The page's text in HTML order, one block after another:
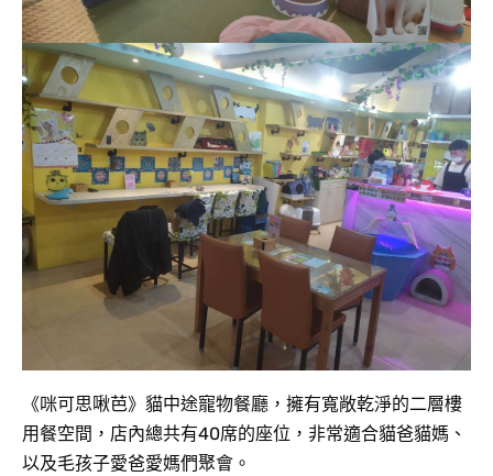
《咪可思啾芭》貓中途寵物餐廳，擁有寬敞乾淨的二層樓
用餐空間，店內總共有40席的座位，非常適合貓爸貓媽、
以及毛孩子愛爸愛媽們聚會。